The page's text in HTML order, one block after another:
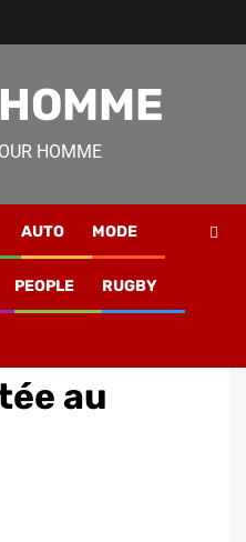
HOMME
AUTO MODE
PEOPLE RUGBY
au